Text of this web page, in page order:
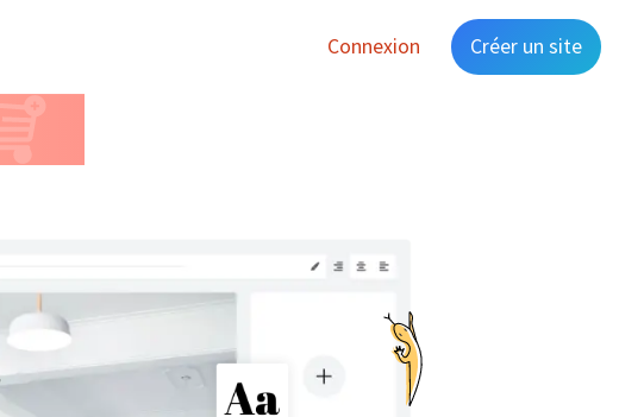
Connexion Créer un site